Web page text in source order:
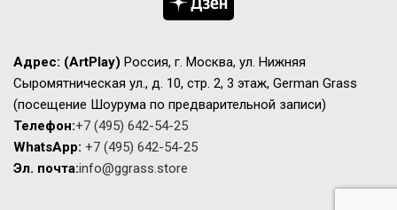
Адрес: (ArtPlay) Россия, г. Москва, ул. Нижняя
Сыромятническая ул., д. 10, стр. 2, 3 этаж, German Grass
(посещение Шоурума по предварительной записи)
Телефон:+7 (495) 642-54-25
WhatsApp: +7 (495) 642-54-25
Эл. почта:info@ggrass.store